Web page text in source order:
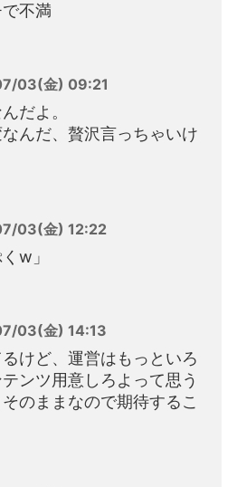
不満
03(金) 09:21
だよ。
んだ、贅沢言っちゃいけ
03(金) 12:22
w」
03(金) 14:13
けど、運営はもっといろ
ンツ用意しろよって思う
のままなので期待するこ